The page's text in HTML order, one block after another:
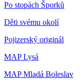
Po stopách Šporků
Děti svému okolí
Pojizerský originál
MAP Lysá
MAP Mladá Boleslav